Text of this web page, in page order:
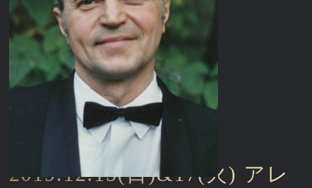
2019.12.15(日)&17(火) アレ